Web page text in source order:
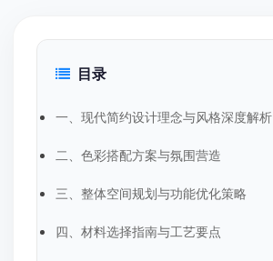
目录
一、现代简约设计理念与风格深度解析
二、色彩搭配方案与氛围营造
三、整体空间规划与功能优化策略
四、材料选择指南与工艺要点